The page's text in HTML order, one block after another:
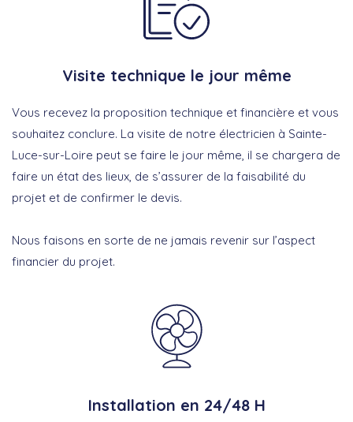
Visite technique le jour même
Vous recevez la proposition technique et financière et vous
souhaitez conclure. La visite de notre électricien à Sainte-
Luce-sur-Loire peut se faire le jour même, il se chargera de
faire un état des lieux, de s’assurer de la faisabilité du
projet et de confirmer le devis.
Nous faisons en sorte de ne jamais revenir sur l’aspect
financier du projet.
Installation en 24/48 H